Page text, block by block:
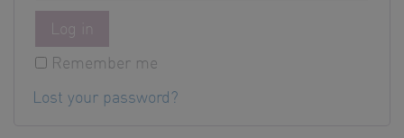
Log in
Remember me
Lost your password?